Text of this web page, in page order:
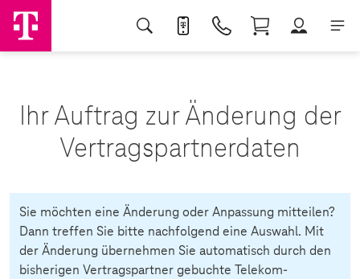
Ihr Auftrag zur Änderung der
Vertragspartnerdaten
Sie möchten eine Änderung oder Anpassung mitteilen?
Dann treffen Sie bitte nachfolgend eine Auswahl. Mit
der Änderung übernehmen Sie automatisch durch den
bisherigen Vertragspartner gebuchte Telekom-